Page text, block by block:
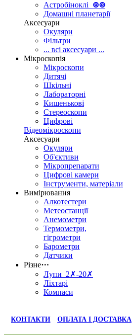
Астробіноклі ⊚⊚
Домашні планетарії
Аксесуари
Окуляри
Фільтри
... всі аксесуари ...
Мікроскопія
Мікроскопи
Дитячі
Шкільні
Лабораторні
Кишенькові
Стереоскопи
Цифрові
Відеомікроскопи
Аксесуари
Окуляри
Об'єктиви
Мікропрепарати
Цифрові камери
Інструменти, матеріали
Вимірювання
Алкотестери
Метеостанції
Анемометри
Термометри,
гігрометри
Барометри
Датчики
Різне⋯
Лупи 2✗-20✗
Ліхтарі
Компаси
КОНТАКТИ ОПЛАТА І ДОСТАВКА